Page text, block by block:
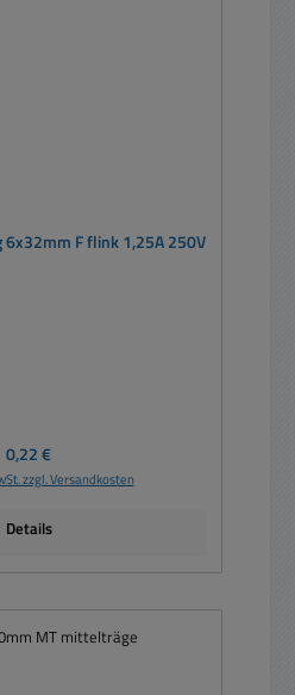
1,25A USA Sicherung 6x32mm F flink 1,25A 250V
Regulärer Preis:
0,22 €
zzgl. Versandkosten
Details